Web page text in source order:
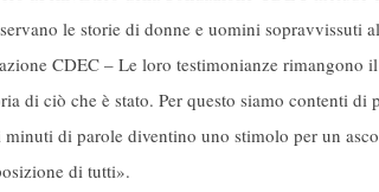
le storie di donne e uomini sopravvissuti
CDEC – Le loro testimonianze rimangono
di ciò che è stato. Per questo siamo contenti
minuti di parole diventino uno stimolo per un
di tutti».